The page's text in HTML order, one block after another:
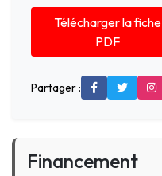
Télécharger la fiche
PDF
Partager :
Financement